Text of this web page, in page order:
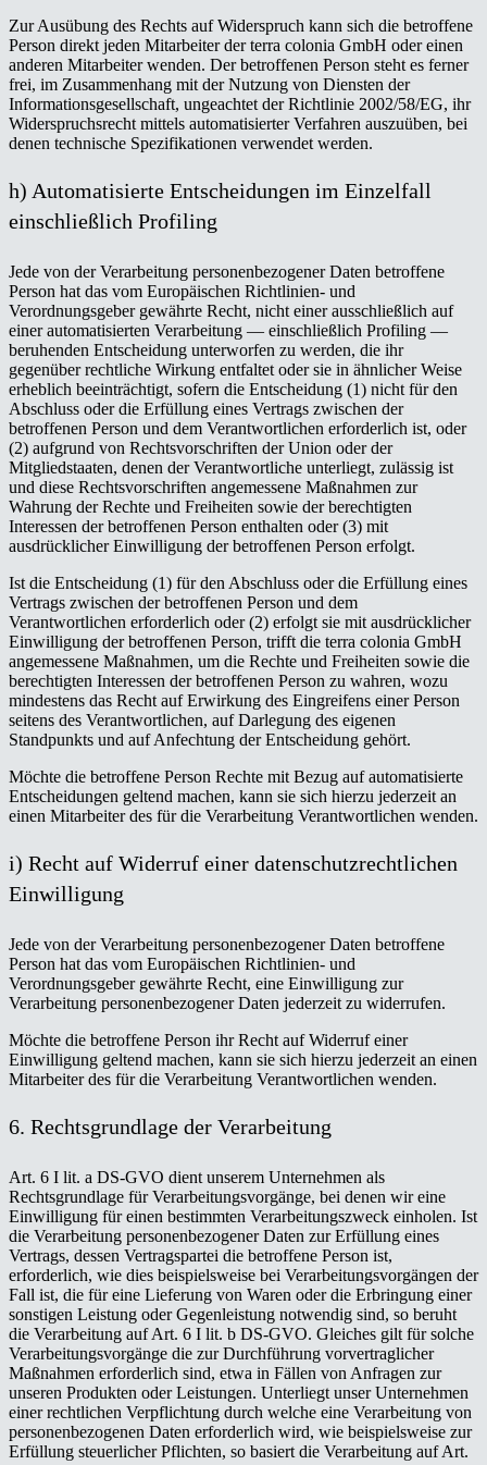
Zur Ausübung des Rechts auf Widerspruch kann sich die betroffene
Person direkt jeden Mitarbeiter der terra colonia GmbH oder einen
anderen Mitarbeiter wenden. Der betroffenen Person steht es ferner
frei, im Zusammenhang mit der Nutzung von Diensten der
Informationsgesellschaft, ungeachtet der Richtlinie 2002/58/EG, ihr
Widerspruchsrecht mittels automatisierter Verfahren auszuüben, bei
denen technische Spezifikationen verwendet werden.
h) Automatisierte Entscheidungen im Einzelfall
einschließlich Profiling
Jede von der Verarbeitung personenbezogener Daten betroffene
Person hat das vom Europäischen Richtlinien- und
Verordnungsgeber gewährte Recht, nicht einer ausschließlich auf
einer automatisierten Verarbeitung — einschließlich Profiling —
beruhenden Entscheidung unterworfen zu werden, die ihr
gegenüber rechtliche Wirkung entfaltet oder sie in ähnlicher Weise
erheblich beeinträchtigt, sofern die Entscheidung (1) nicht für den
Abschluss oder die Erfüllung eines Vertrags zwischen der
betroffenen Person und dem Verantwortlichen erforderlich ist, oder
(2) aufgrund von Rechtsvorschriften der Union oder der
Mitgliedstaaten, denen der Verantwortliche unterliegt, zulässig ist
und diese Rechtsvorschriften angemessene Maßnahmen zur
Wahrung der Rechte und Freiheiten sowie der berechtigten
Interessen der betroffenen Person enthalten oder (3) mit
ausdrücklicher Einwilligung der betroffenen Person erfolgt.
Ist die Entscheidung (1) für den Abschluss oder die Erfüllung eines
Vertrags zwischen der betroffenen Person und dem
Verantwortlichen erforderlich oder (2) erfolgt sie mit ausdrücklicher
Einwilligung der betroffenen Person, trifft die terra colonia GmbH
angemessene Maßnahmen, um die Rechte und Freiheiten sowie die
berechtigten Interessen der betroffenen Person zu wahren, wozu
mindestens das Recht auf Erwirkung des Eingreifens einer Person
seitens des Verantwortlichen, auf Darlegung des eigenen
Standpunkts und auf Anfechtung der Entscheidung gehört.
Möchte die betroffene Person Rechte mit Bezug auf automatisierte
Entscheidungen geltend machen, kann sie sich hierzu jederzeit an
einen Mitarbeiter des für die Verarbeitung Verantwortlichen wenden.
i) Recht auf Widerruf einer datenschutzrechtlichen
Einwilligung
Jede von der Verarbeitung personenbezogener Daten betroffene
Person hat das vom Europäischen Richtlinien- und
Verordnungsgeber gewährte Recht, eine Einwilligung zur
Verarbeitung personenbezogener Daten jederzeit zu widerrufen.
Möchte die betroffene Person ihr Recht auf Widerruf einer
Einwilligung geltend machen, kann sie sich hierzu jederzeit an einen
Mitarbeiter des für die Verarbeitung Verantwortlichen wenden.
6. Rechtsgrundlage der Verarbeitung
Art. 6 I lit. a DS-GVO dient unserem Unternehmen als
Rechtsgrundlage für Verarbeitungsvorgänge, bei denen wir eine
Einwilligung für einen bestimmten Verarbeitungszweck einholen. Ist
die Verarbeitung personenbezogener Daten zur Erfüllung eines
Vertrags, dessen Vertragspartei die betroffene Person ist,
erforderlich, wie dies beispielsweise bei Verarbeitungsvorgängen der
Fall ist, die für eine Lieferung von Waren oder die Erbringung einer
sonstigen Leistung oder Gegenleistung notwendig sind, so beruht
die Verarbeitung auf Art. 6 I lit. b DS-GVO. Gleiches gilt für solche
Verarbeitungsvorgänge die zur Durchführung vorvertraglicher
Maßnahmen erforderlich sind, etwa in Fällen von Anfragen zur
unseren Produkten oder Leistungen. Unterliegt unser Unternehmen
einer rechtlichen Verpflichtung durch welche eine Verarbeitung von
personenbezogenen Daten erforderlich wird, wie beispielsweise zur
Erfüllung steuerlicher Pflichten, so basiert die Verarbeitung auf Art.